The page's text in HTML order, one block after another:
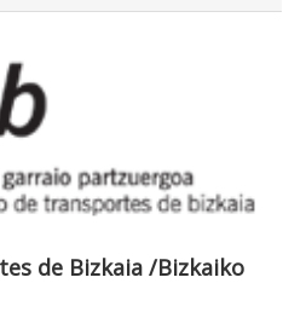
de Bizkaia /Bizkaiko